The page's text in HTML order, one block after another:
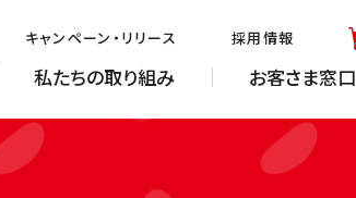
キャンペーン・リリース 採用情報
私たちの取り組み お客さま窓口